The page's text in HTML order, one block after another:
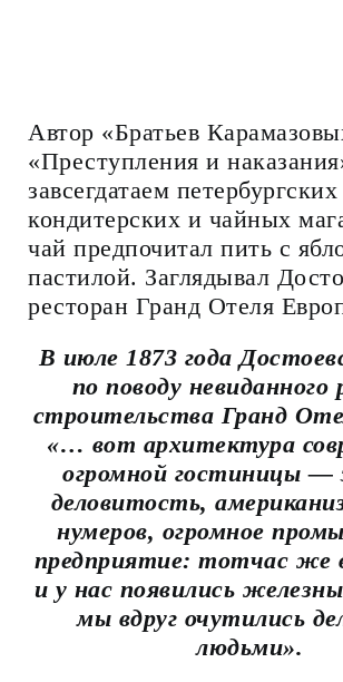
Автор «Братьев
«Преступления и
завсегдатаем петербургских
кондитерских и чайных
чай предпочитал пить с
пастилой. Заглядывал
ресторан Гранд Отеля
В июле 1873 года
по поводу невиданного
строительства Гранд
«… вот архитектура
огромной гостиницы —
деловитость,
нумеров, огромное
предприятие: тотчас же
и у нас появились
мы вдруг очутились
людьми».